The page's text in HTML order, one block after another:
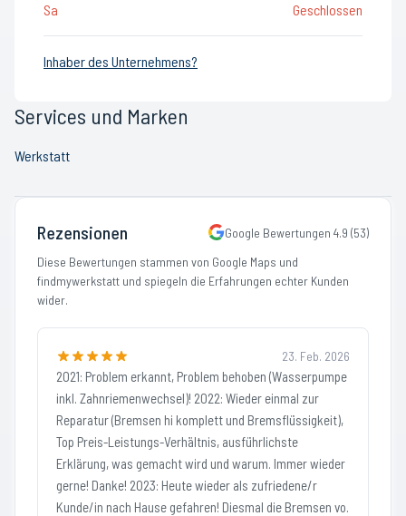
Sa
Geschlossen
Inhaber des Unternehmens?
Services und Marken
Werkstatt
Rezensionen Google Bewertungen 4.9 (53)
Diese Bewertungen stammen von Google Maps und
findmywerkstatt und spiegeln die Erfahrungen echter Kunden
wider.
23. Feb. 2026
2021: Problem erkannt, Problem behoben (Wasserpumpe
inkl. Zahnriemenwechsel)! 2022: Wieder einmal zur
Reparatur (Bremsen hi komplett und Bremsflüssigkeit),
Top Preis-Leistungs-Verhältnis, ausführlichste
Erklärung, was gemacht wird und warum. Immer wieder
gerne! Danke! 2023: Heute wieder als zufriedene/r
Kunde/in nach Hause gefahren! Diesmal die Bremsen vo.